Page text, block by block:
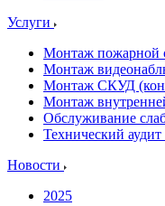
Услуги
Монтаж пожарной
Монтаж
Монтаж СКУД
Монтаж
Обслуживание
Технический
Новости
2025